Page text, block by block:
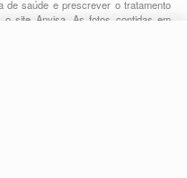
de saúde e prescrever o tratamento
o site Anvisa. As fotos contidas em